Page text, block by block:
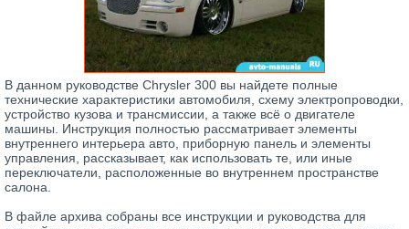
В данном руководстве Chrysler 300 вы найдете полные
технические характеристики автомобиля, схему электропроводки,
устройство кузова и трансмиссии, а также всё о двигателе
машины. Инструкция полностью рассматривает элементы
внутреннего интерьера авто, приборную панель и элементы
управления, рассказывает, как использовать те, или иные
переключатели, расположенные во внутреннем пространстве
салона.
В файле архива собраны все инструкции и руководства для